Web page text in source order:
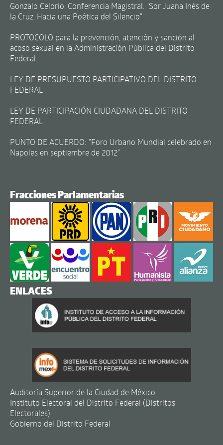
Gonzalo Celorio. Conferencia Magistral. "Sor Juana Inés de
la Cruz. Hacia una Poética del Silencio"
PROTOCOLO para la prevención, atención y sanción al
acoso sexual en la Administración Pública del Distrito
Federal.
LEY DE PRESUPUESTO PARTICIPATIVO DEL DISTRITO
FEDERAL
LEY DE PARTICIPACIÓN CIUDADANA DEL DISTRITO
FEDERAL
PUNTO DE ACUERDO: "Foro Urbano Mundial celebrado en
Napoles en septiembre de 2012"
Fracciones Parlamentarias
ENLACES
Auditoría Superior de la Ciudad de México
Instituto Electoral del Distrito Federal (Distritos
Electorales)
Gobierno del Distrito Federal